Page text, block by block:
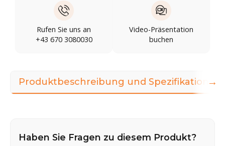
Rufen Sie uns an
+43 670 3080030
Video-Präsentation
buchen
Produktbeschreibung und Spezifikationen
Haben Sie Fragen zu diesem Produkt?
→